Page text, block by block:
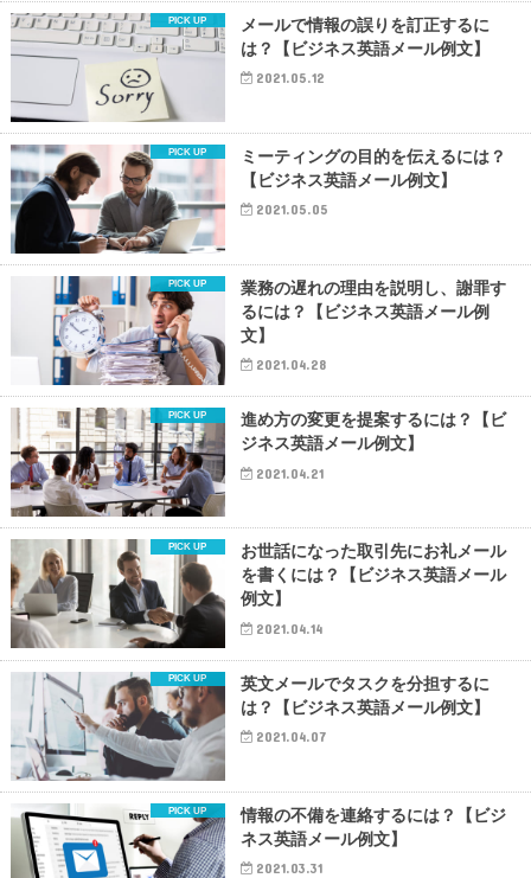
メールで情報の誤りを訂正するに
は？【ビジネス英語メール例文】
2021.05.12
ミーティングの目的を伝えるには？
【ビジネス英語メール例文】
2021.05.05
業務の遅れの理由を説明し、謝罪す
るには？【ビジネス英語メール例
文】
2021.04.28
進め方の変更を提案するには？【ビ
ジネス英語メール例文】
2021.04.21
お世話になった取引先にお礼メール
を書くには？【ビジネス英語メール
例文】
2021.04.14
英文メールでタスクを分担するに
は？【ビジネス英語メール例文】
2021.04.07
情報の不備を連絡するには？【ビジ
ネス英語メール例文】
2021.03.31